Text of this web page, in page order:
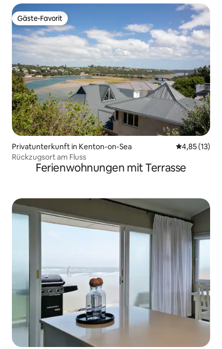
Gäste-Favorit
Gäste-Favorit
Privatunterkunft in Kenton-on-Sea
4,85 (13)
Rückzugsort am Fluss
Ferienwohnungen mit Terrasse